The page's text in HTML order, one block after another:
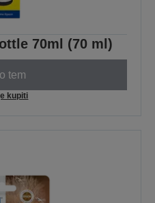
70ml (70 ml)
tem
kupiti